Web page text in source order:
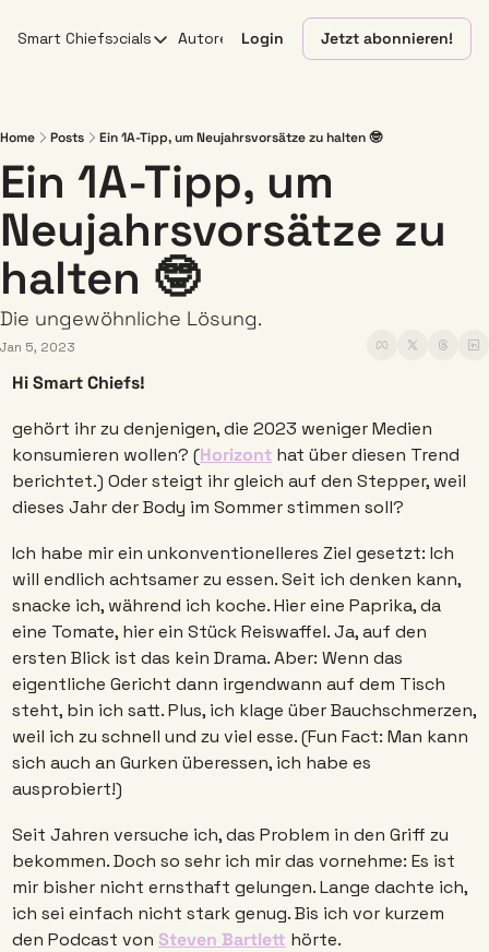
Smart ChiefsSocials
Socials
YouTube
Linkedin
Autoren Login Jetzt abonnieren!
Home Posts Ein 1A-Tipp, um Neujahrsvorsätze zu halten 🤓
Ein 1A-Tipp, um
Neujahrsvorsätze zu
halten 🤓
Die ungewöhnliche Lösung.
Jan 5, 2023
Hi Smart Chiefs!
gehört ihr zu denjenigen, die 2023 weniger Medien
konsumieren wollen? (Horizont hat über diesen Trend
berichtet.) Oder steigt ihr gleich auf den Stepper, weil
dieses Jahr der Body im Sommer stimmen soll?
Ich habe mir ein unkonventionelleres Ziel gesetzt: Ich
will endlich achtsamer zu essen. Seit ich denken kann,
snacke ich, während ich koche. Hier eine Paprika, da
eine Tomate, hier ein Stück Reiswaffel. Ja, auf den
ersten Blick ist das kein Drama. Aber: Wenn das
eigentliche Gericht dann irgendwann auf dem Tisch
steht, bin ich satt. Plus, ich klage über Bauchschmerzen,
weil ich zu schnell und zu viel esse. (Fun Fact: Man kann
sich auch an Gurken überessen, ich habe es
ausprobiert!)
Seit Jahren versuche ich, das Problem in den Griff zu
bekommen. Doch so sehr ich mir das vornehme: Es ist
mir bisher nicht ernsthaft gelungen. Lange dachte ich,
ich sei einfach nicht stark genug. Bis ich vor kurzem
den Podcast von Steven Bartlett hörte.